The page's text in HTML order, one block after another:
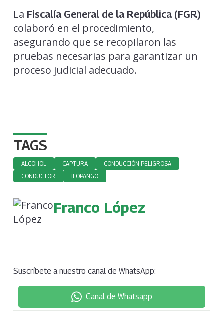
La Fiscalía General de la República (FGR)
colaboró en el procedimiento,
asegurando que se recopilaron las
pruebas necesarias para garantizar un
proceso judicial adecuado.
TAGS
ALCOHOL CAPTURA
CONDUCCIÓN PELIGROSA
CONDUCTOR
ILOPANGO
Franco López
Suscríbete a nuestro canal de WhatsApp:
Canal de Whatsapp